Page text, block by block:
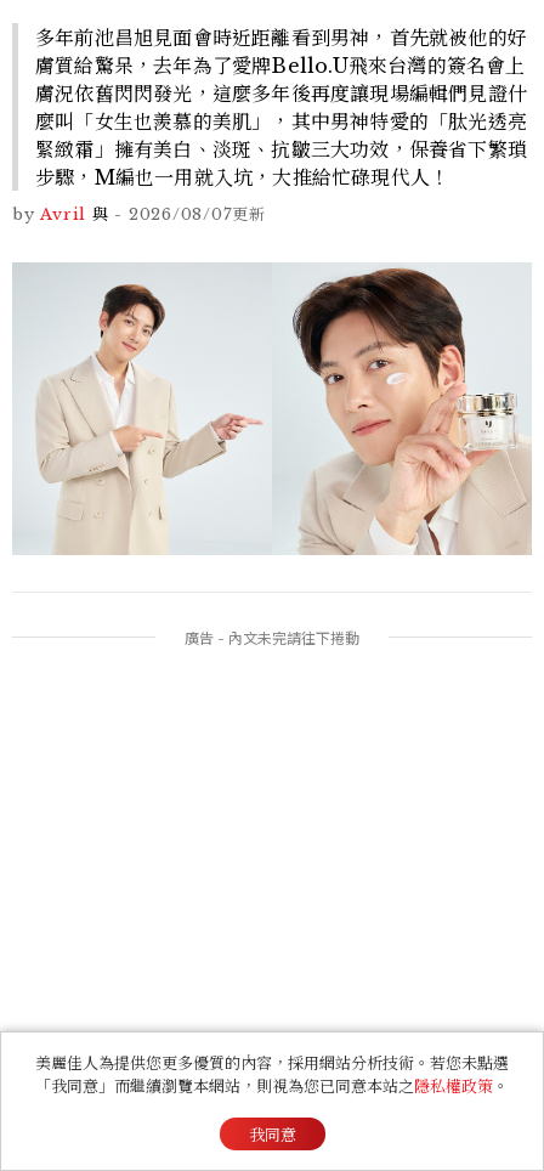
多年前池昌旭見面會時近距離看到男神，首先就被他的好
膚質給驚呆，去年為了愛牌Bello.U飛來台灣的簽名會上
膚況依舊閃閃發光，這麼多年後再度讓現場編輯們見證什
麼叫「女生也羨慕的美肌」，其中男神特愛的「肽光透亮
緊緻霜」擁有美白、淡斑、抗皺三大功效，保養省下繁瑣
步驟，M編也一用就入坑，大推給忙碌現代人！
by Avril 與 - 2026/08/07更新
美麗佳人為提供您更多優質的內容，採用網站分析技術。若您未點選
「我同意」而繼續瀏覽本網站，則視為您已同意本站之隱私權政策 。
我同意